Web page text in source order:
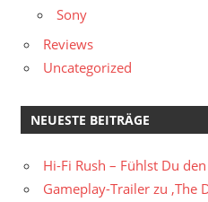
Sony
Reviews
Uncategorized
NEUESTE BEITRÄGE
Hi-Fi Rush – Fühlst Du den
Gameplay-Trailer zu ‚The